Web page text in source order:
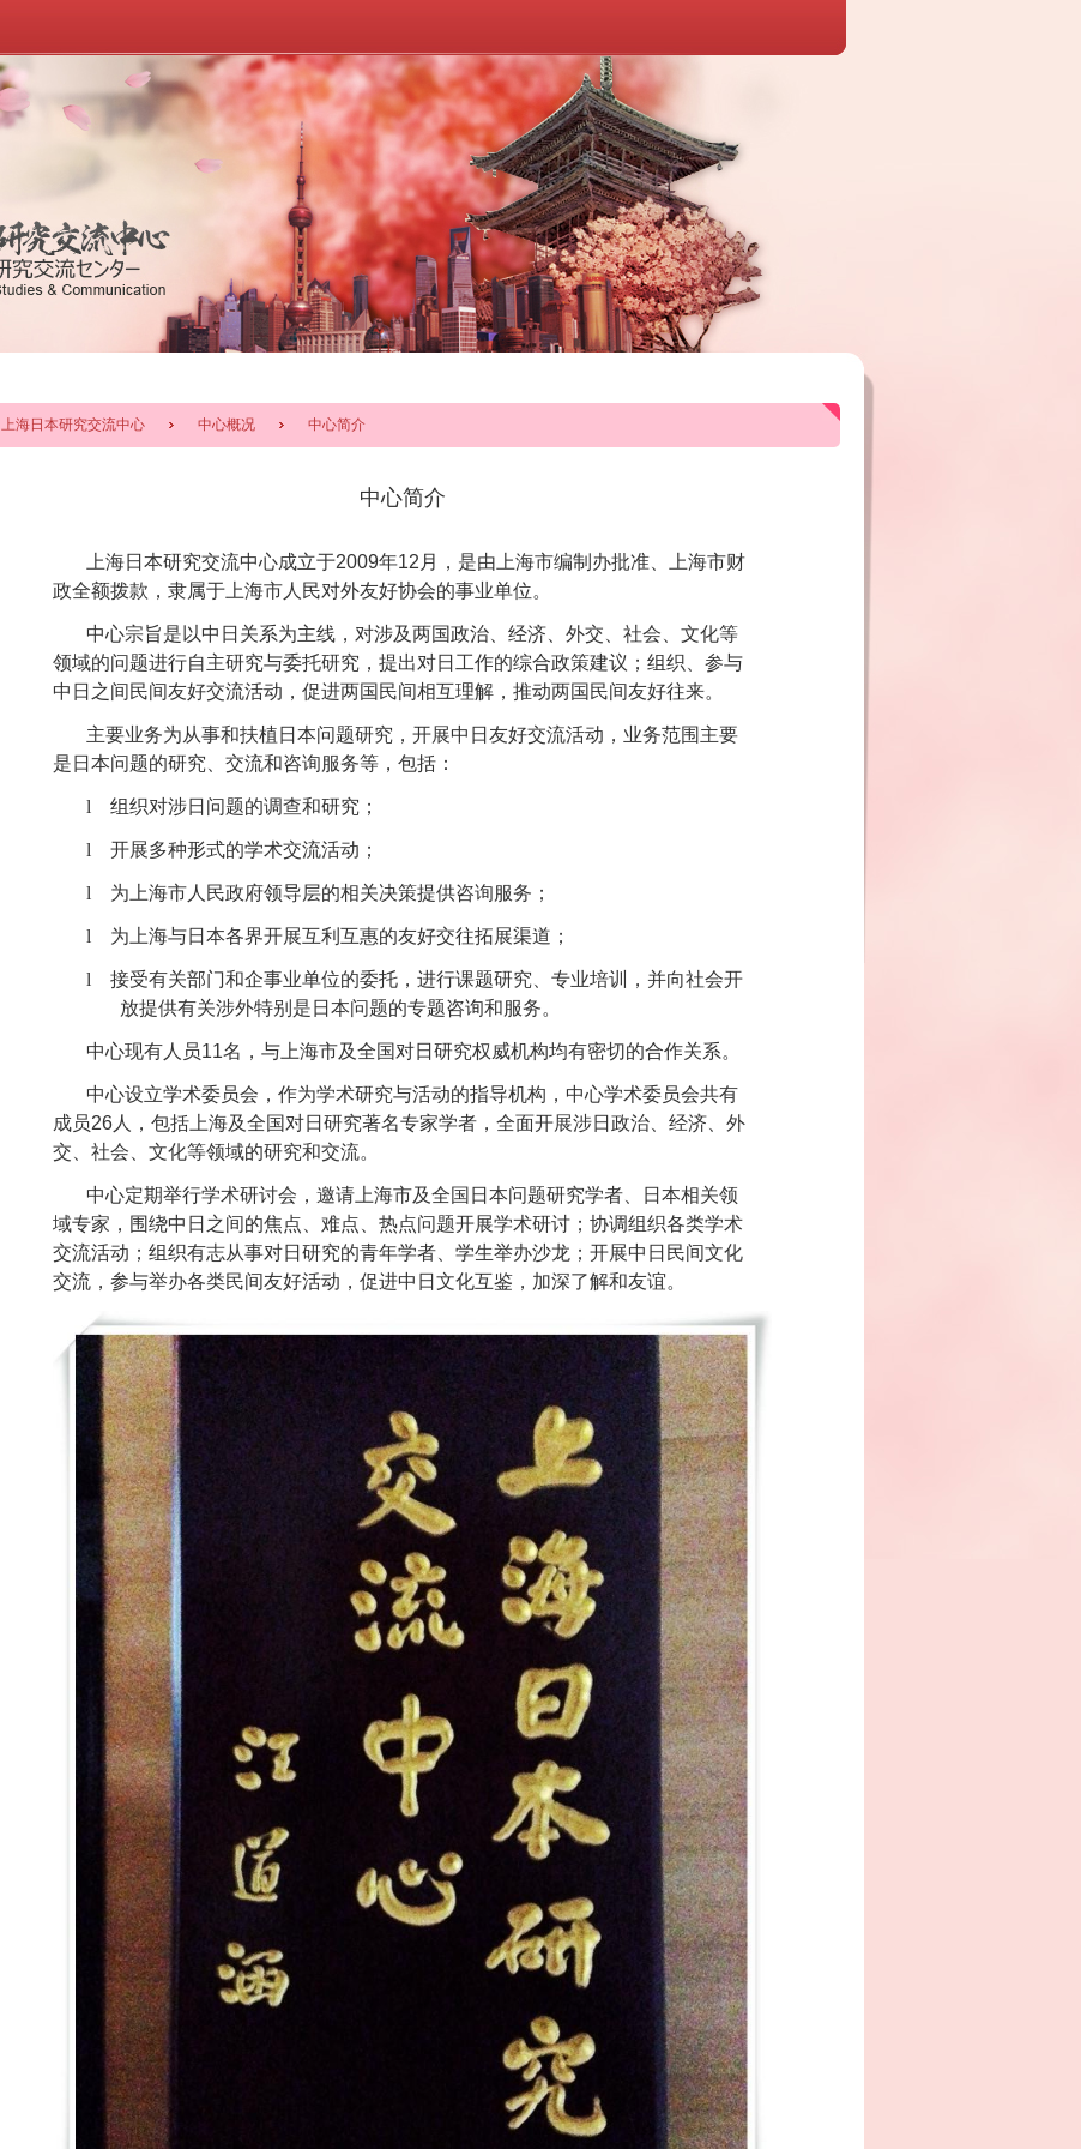
上海日本研究交流中心 中心概况 中心简介
中心简介
上海日本研究交流中心成立于2009年12 月，是由上海市编制办批准、上海市财
政全额拨款，隶属于上海市人民对外友好协会的事业单位。
中心宗旨是以中日关系为主线，对涉及两国政治、经济、外交、社会、文化等
领域的问题进行自主研究与委托研究，提出对日工作的综合政策建议；组织、参与
中日之间民间友好交流活动，促进两国民间相互理解，推动两国民间友好往来。
主要业务为从事和扶植日本问题研究，开展中日友好交流活动，业务范围主要
是日本问题的研究、交流和咨询服务等，包括：
l 组织对涉日问题的调查和研究；
l 开展多种形式的学术交流活动；
l 为上海市人民政府领导层的相关决策提供咨询服务；
l 为上海与日本各界开展互利互惠的友好交往拓展渠道；
l
接受有关部门和企事业单位的委托，进行课题研究、专业培训，并向社会开
放提供有关涉外特别是日本问题的专题咨询和服务。
中心现有人员11名，与上海市及全国对日研究权威机构均有密切的合作关系。
中心设立学术委员会，作为学术研究与活动的指导机构，中心学术委员会共有
成员26 人，包括上海及全国对日研究著名专家学者，全面开展涉日政治、经济、外
交、社会、文化等领域的研究和交流。
中心定期举行学术研讨会，邀请上海市及全国日本问题研究学者、日本相关领
域专家，围绕中日之间的焦点、难点、热点问题开展学术研讨；协调组织各类学术
交流活动；组织有志从事对日研究的青年学者、学生举办沙龙；开展中日民间文化
交流，参与举办各类民间友好活动，促进中日文化互鉴，加深了解和友谊。